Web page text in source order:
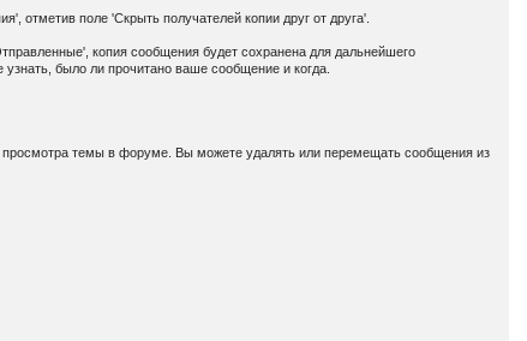
отметив поле 'Скрыть получателей копии друг от друга'.
копия сообщения будет сохранена для дальнейшего
было ли прочитано ваше сообщение и когда.
темы в форуме. Вы можете удалять или перемещать сообщения из